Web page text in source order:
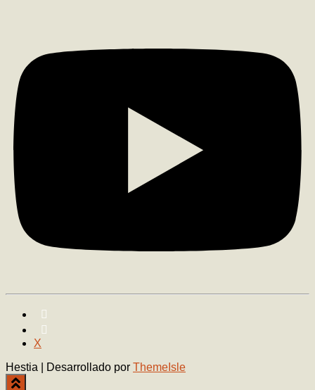
X
Hestia | Desarrollado por ThemeIsle